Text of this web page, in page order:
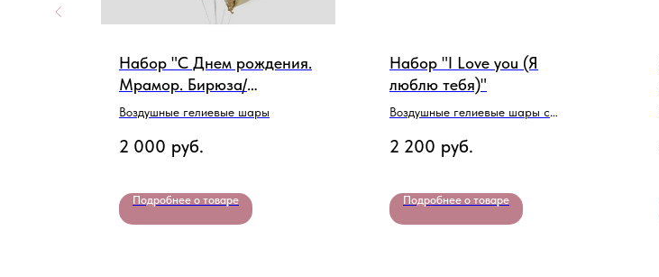
Набор "С Днем рождения.
Мрамор. Бирюза/
Шампань"
Воздушные гелиевые шары
2 000 руб.
Подробнее о товаре
Набор "I Love you (Я
люблю тебя)"
Воздушные гелиевые шары с
2 200 руб.
Подробнее о товаре